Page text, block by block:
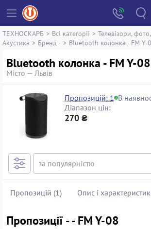
ТЕХНОСКАРБ > Всі категорії > Телевізори,
Акустика > Бренд - > Bluetooth колонка - FM Y-
Bluetooth колонка - FM Y-
Місто — Львів
Пропозицій: 1 В
Діапазон цін:
270 ₴
Пропозицій (1) Опис і
Пропозиції - - FM Y-08